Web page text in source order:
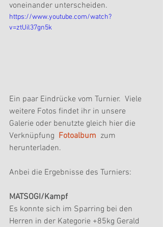
voneinander unterscheiden.
https://www.youtube.com/watch?
v=ztUil37gn5k
Ein paar Eindrücke vom Turnier.  Viele
weitere Fotos findet ihr in unsere
Galerie oder benutzte gleich hier die
Verknüpfung Fotoalbum
  zum
herunterladen.
Anbei die Ergebnisse des Turniers:
MATSOGI/Kampf
Es konnte sich im Sparring bei den
Herren in der Kategorie +85kg Gerald